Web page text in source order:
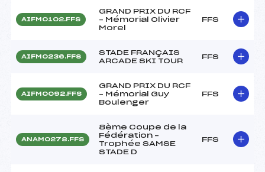
AIFM0102.FFS
GRAND PRIX DU RCF
– Mémorial Olivier
Morel
FFS
AIFM0236.FFS
STADE FRANÇAIS
ARCADE SKI TOUR
FFS
AIFM0092.FFS
GRAND PRIX DU RCF
– Mémorial Guy
Boulenger
FFS
ANAM0278.FFS
8ème Coupe de la
Fédération –
Trophée SAMSE
STADE D
FFS